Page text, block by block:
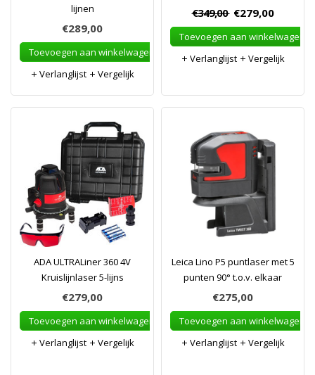
lijnen
€289,00
Toevoegen aan winkelwagen
Verlanglijst
Vergelijk
€349,00 €279,00
Toevoegen aan winkelwagen
Verlanglijst
Vergelijk
ADA ULTRALiner 360 4V
Kruislijnlaser 5-lijns
€279,00
Toevoegen aan winkelwagen
Verlanglijst
Vergelijk
Leica Lino P5 puntlaser met 5
punten 90° t.o.v. elkaar
€275,00
Toevoegen aan winkelwagen
Verlanglijst
Vergelijk